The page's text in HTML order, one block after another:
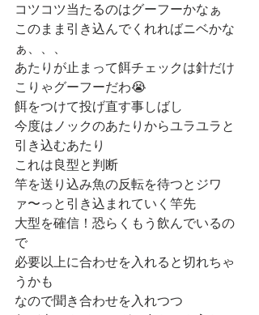
コツコツ当たるのはグーフーかなぁ
このまま引き込んでくれればニベかな
ぁ、、、
あたりが止まって餌チェックは針だけ
こりゃグーフーだわ😭
餌をつけて投げ直す事しばし
今度はノックのあたりからユラユラと
引き込むあたり
これは良型と判断
竿を送り込み魚の反転を待つとジワ
ァ〜っと引き込まれていく竿先
大型を確信！恐らくもう飲んでいるの
で
必要以上に合わせを入れると切れちゃ
うかも
なので聞き合わせを入れつつ